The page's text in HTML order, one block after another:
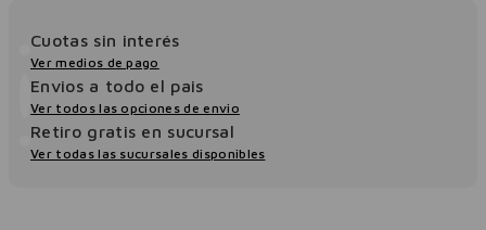
Cuotas sin interés
Ver medios de pago
Envios a todo el pais
Ver todos las opciones de envio
Retiro gratis en sucursal
Ver todas las sucursales disponibles